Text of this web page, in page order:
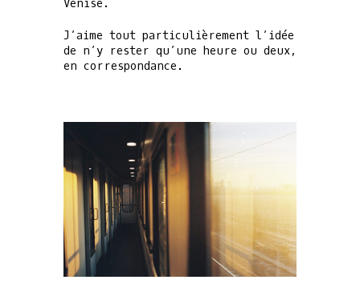
Venise.
J’aime tout particulièrement l’idée
de n’y rester qu’une heure ou deux,
en correspondance.